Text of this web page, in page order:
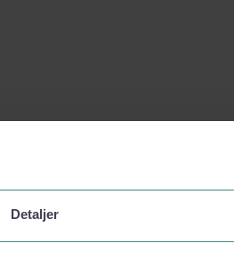
Detaljer